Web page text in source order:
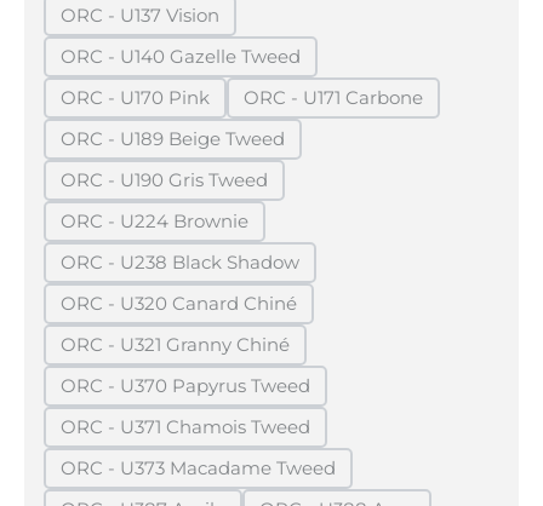
ORC - U137 Vision
(Diese Option ist zurzeit nicht verfügbar.)
ORC - U140 Gazelle Tweed
(Diese Option ist zurzeit nicht verfügbar.)
ORC - U170 Pink
(Diese Option ist zurzeit nicht verfügbar.)
ORC - U171 Carbone
(Diese Option ist zurzeit
ORC - U189 Beige Tweed
(Diese Option ist zurzeit nicht verfügbar.)
ORC - U190 Gris Tweed
(Diese Option ist zurzeit nicht verfügbar.)
ORC - U224 Brownie
(Diese Option ist zurzeit nicht verfügbar.)
ORC - U238 Black Shadow
(Diese Option ist zurzeit nicht verfügbar.)
ORC - U320 Canard Chiné
(Diese Option ist zurzeit nicht verfügbar.)
ORC - U321 Granny Chiné
(Diese Option ist zurzeit nicht verfügbar.)
ORC - U370 Papyrus Tweed
(Diese Option ist zurzeit nicht verfügbar.)
ORC - U371 Chamois Tweed
(Diese Option ist zurzeit nicht verfügbar.)
ORC - U373 Macadame Tweed
(Diese Option ist zurzeit nicht verfügbar.)